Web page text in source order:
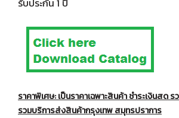
รับประกัน 1 ปี
ราคาพิเศษ: เป็นราคาเฉพาะสินค้า ชำระเงินสด
รวมบริการส่งสินค้ากรุงเทพ สมุทรปราการ